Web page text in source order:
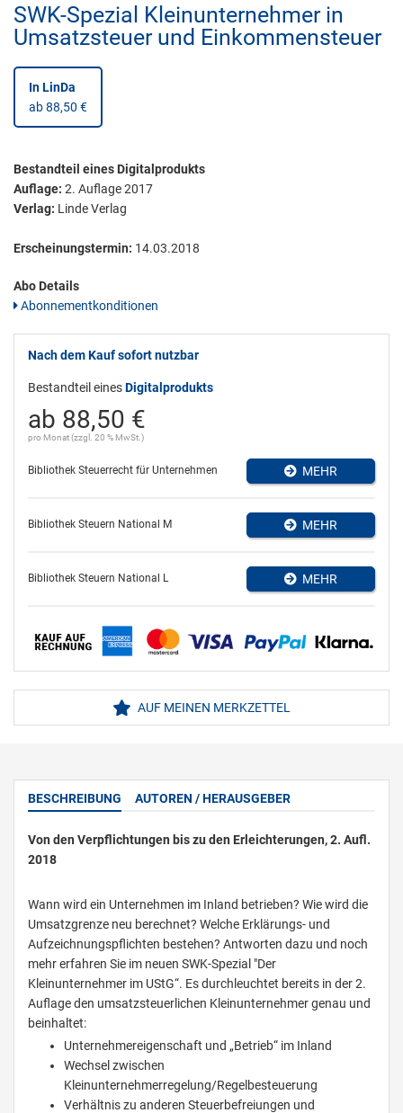
SWK-Spezial Kleinunternehmer in
Umsatzsteuer und Einkommensteuer
In LinDa
ab 88,50 €
Bestandteil eines Digitalprodukts
Auflage: 2. Auflage 2017
Verlag: Linde Verlag
Erscheinungstermin: 14.03.2018
Abo Details
Abonnementkonditionen
Nach dem Kauf sofort nutzbar
Bestandteil einesDigitalprodukts
ab 88,50 €
pro Monat (zzgl. 20 % MwSt.)
Bibliothek Steuerrecht für Unternehmen MEHR
Bibliothek Steuern National M MEHR
Bibliothek Steuern National L MEHR
AUF MEINEN MERKZETTEL
BESCHREIBUNG AUTOREN / HERAUSGEBER
Von den Verpflichtungen bis zu den Erleichterungen, 2. Aufl.
2018
Wann wird ein Unternehmen im Inland betrieben? Wie wird die
Umsatzgrenze neu berechnet? Welche Erklärungs- und
Aufzeichnungspflichten bestehen? Antworten dazu und noch
mehr erfahren Sie im neuen SWK-Spezial "Der
Kleinunternehmer im UStG“. Es durchleuchtet bereits in der 2.
Auflage den umsatzsteuerlichen Kleinunternehmer genau und
beinhaltet:
Unternehmereigenschaft und „Betrieb“ im Inland
Wechsel zwischen
Kleinunternehmerregelung/Regelbesteuerung
Verhältnis zu anderen Steuerbefreiungen und